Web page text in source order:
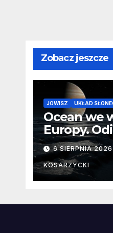
Zobacz jeszcze
JOWISZ UKŁAD
Ocean we
Europy.
przez
barierę
6 SIERPNIA
KOSARZYCKI